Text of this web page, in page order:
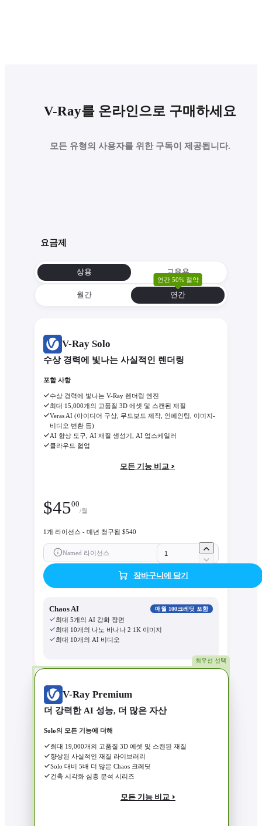
V-Ray를 온라인으로 구매하세요
모든 유형의 사용자를 위한 구독이 제공됩니다.
요금제
상용 교육용
월간 연간
연간 50% 절약
V-Ray Solo
수상 경력에 빛나는 사실적인 렌더링
포함 사항
수상 경력에 빛나는 V-Ray 렌더링 엔진
최대 15,000개의 고품질 3D 에셋 및 스캔된 재질
Veras AI (아이디어 구상, 무드보드 제작, 인페인팅, 이미지-
비디오 변환 등)
AI 향상 도구, AI 재질 생성기, AI 업스케일러
클라우드 협업
모든 기능 비교 >
$4500
/월
1개 라이선스 - 매년 청구됨 $540
Named 라이선스
장바구니에 담기
Chaos AI 매월 100크레딧 포함
최대 5개의 AI 강화 장면
최대 10개의 나노 바나나 2 1K 이미지
최대 10개의 AI 비디오
최우선 선택
V-Ray Premium
더 강력한 AI 성능, 더 많은 자산
Solo의 모든 기능에 더해
최대 19,000개의 고품질 3D 에셋 및 스캔된 재질
향상된 사실적인 재질 라이브러리
Solo 대비 5배 더 많은 Chaos 크레딧
건축 시각화 심층 분석 시리즈
모든 기능 비교 >